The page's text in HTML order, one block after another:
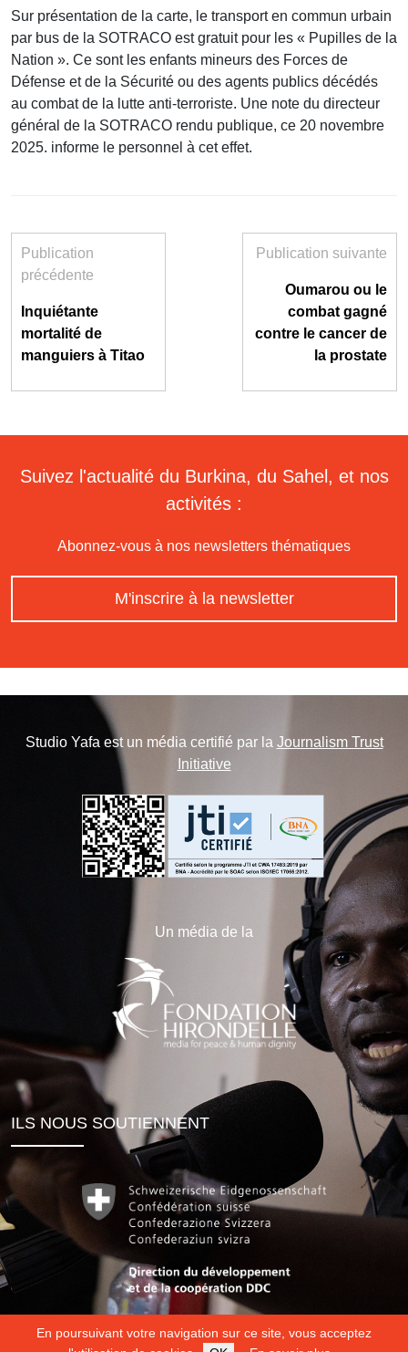
En poursuivant votre navigation sur ce site, vous acceptez
Sur présentation de la carte, le transport en commun urbain
par bus de la SOTRACO est gratuit pour les « Pupilles de la
Nation ». Ce sont les enfants mineurs des Forces de
Défense et de la Sécurité ou des agents publics décédés
au combat de la lutte anti-terroriste. Une note du directeur
général de la SOTRACO rendu publique, ce 20 novembre
2025. informe le personnel à cet effet.
Publication
précédente
Inquiétante
mortalité de
manguiers à Titao
Publication suivante
Oumarou ou le
combat gagné
contre le cancer de
la prostate
Suivez l'actualité du Burkina, du Sahel, et nos
activités :
Abonnez-vous à nos newsletters thématiques
M'inscrire à la newsletter
Studio Yafa est un média certifié par la Journalism Trust
Initiative
Un média de la
ILS NOUS SOUTIENNENT